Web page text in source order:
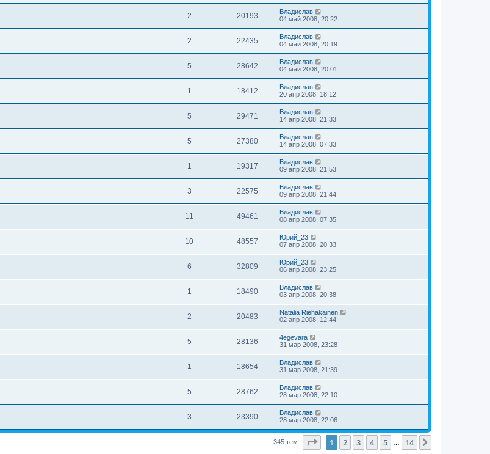
2 20193
Владислав
04 май 2008, 20:22
2 22435
Владислав
04 май 2008, 20:19
5 28642
Владислав
04 май 2008, 20:01
1 18412
Владислав
20 апр 2008, 18:12
5 29471
Владислав
14 апр 2008, 21:33
5 27380
Владислав
14 апр 2008, 07:33
1 19317
Владислав
09 апр 2008, 21:53
3 22575
Владислав
09 апр 2008, 21:44
11 49461
Владислав
08 апр 2008, 07:35
10 48557
Юрий_23
07 апр 2008, 20:33
6 32809
Юрий_23
06 апр 2008, 23:25
1 18490
Владислав
03 апр 2008, 20:38
2 20483
Natalia Riehakainen
02 апр 2008, 12:44
5 28136
4egevara
31 мар 2008, 23:28
1 18654
Владислав
31 мар 2008, 21:39
5 28762
Владислав
28 мар 2008, 22:10
3 23390
Владислав
28 мар 2008, 22:06
345 тем Страница1 из 14
1 2 3 4 5 14